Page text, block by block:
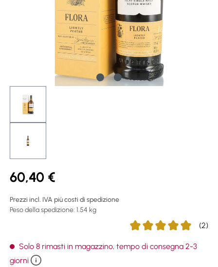
60,40 €
Prezzi incl. IVA più costi di spedizione
Peso della spedizione: 1.54 kg
(2)
Solo 8 rimasti in magazzino, tempo di consegna 2-3
giorni